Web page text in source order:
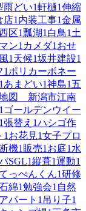
雨どい1軒樋1伸縮
店1 内装工事1金属
区1瓢湖1 白鳥1 土
ン1 カメダ1 おせ
風1 天候1坂井建設1
1 ポリカーボネー
1 あまどい1神島1 五
図 新潟市江南
1 ゴールデンウイー
1張替え 1ハシゴ作
1 お花見1女子プロ
機1 販売1 お庭1 水
SGL1縦葺1運動1
っぺんくん1研修
綿1勉強会1 自然
アパート 1 吊り子1